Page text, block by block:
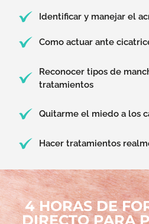
Identificar y manejar el
Como actuar ante
Reconocer tipos de
tratamientos
Quitarme el miedo a los
Hacer tratamientos
4 HORAS DE
DIRECTO PARA